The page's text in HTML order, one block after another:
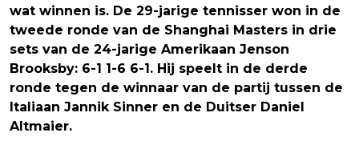
wat winnen is. De 29-jarige tennisser won in de
tweede ronde van de Shanghai Masters in drie
sets van de 24-jarige Amerikaan Jenson
Brooksby: 6-1 1-6 6-1. Hij speelt in de derde
ronde tegen de winnaar van de partij tussen de
Italiaan Jannik Sinner en de Duitser Daniel
Altmaier.